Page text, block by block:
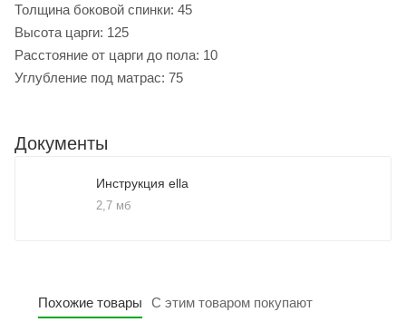
Толщина боковой спинки: 45
Высота царги: 125
Расстояние от царги до пола: 10
Углубление под матрас: 75
Документы
Инструкция ella
2,7 мб
Похожие товары С этим товаром покупают